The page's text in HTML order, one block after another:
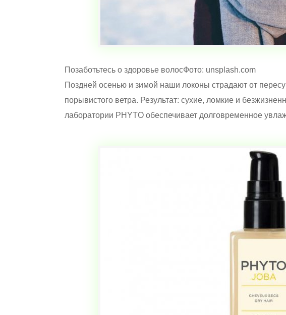
Позаботьтесь о здоровье волосФото: unsplash.com
Поздней осенью и зимой наши локоны страдают от
порывистого ветра. Результат: сухие, ломкие и
лаборатории PHYTO обеспечивает долговременное